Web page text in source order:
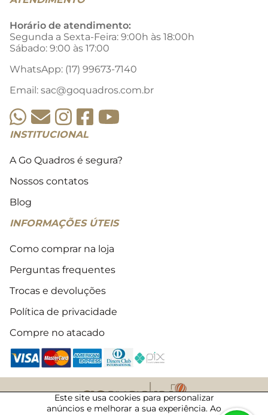
Horário de atendimento:
Segunda a Sexta-Feira: 9:00h às 18:00h
Sábado: 9:00 às 17:00
WhatsApp: (17) 99673-7140
Email: sac@goquadros.com.br
INSTITUCIONAL
A Go Quadros é segura?
Nossos contatos
Blog
INFORMAÇÕES ÚTEIS
Como comprar na loja
Perguntas frequentes
Trocas e devoluções
Política de privacidade
Compre no atacado
Este site usa cookies para personalizar
anúncios e melhorar a sua experiência. Ao